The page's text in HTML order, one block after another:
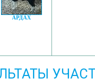
АРДАХ